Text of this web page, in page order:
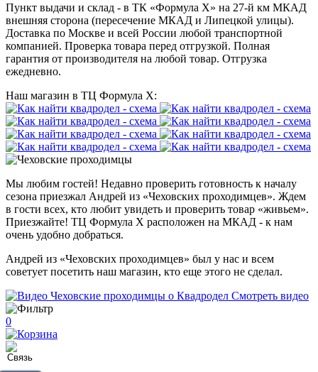
Пункт выдачи и склад - в ТК «Формула X» на 27-й км МКАД
внешняя сторона (пересечение МКАД и Липецкой улицы).
Доставка по Москве и всей России любой транспортной
компанией. Проверка товара перед отгрузкой. Полная
гарантия от производителя на любой товар. Отгрузка
ежедневно.
Наш магазин в ТЦ Формула Х:
Мы любим гостей! Недавно проверить готовность к началу
сезона приезжал Андрей из «Чеховских проходимцев». Ждем
в гости всех, кто любит увидеть и проверить товар «живьем».
Приезжайте! ТЦ Формула Х расположен на МКАД - к нам
очень удобно добраться.
Андрей из «Чеховских проходимцев» был у нас и всем
советует посетить наш магазин, кто еще этого не сделал.
Смотреть видео
0